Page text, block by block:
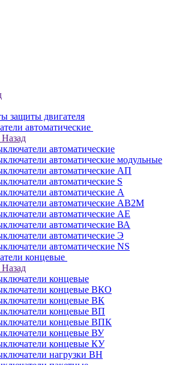
защиты двигателя
автоматические
Назад
автоматические
автоматические модульные
автоматические АП
автоматические S
автоматические А
автоматические АВ2М
автоматические АЕ
автоматические ВА
автоматические Э
автоматические NS
концевые
Назад
концевые
концевые ВКО
концевые ВК
концевые ВП
концевые ВПК
концевые ВУ
концевые КУ
нагрузки ВН